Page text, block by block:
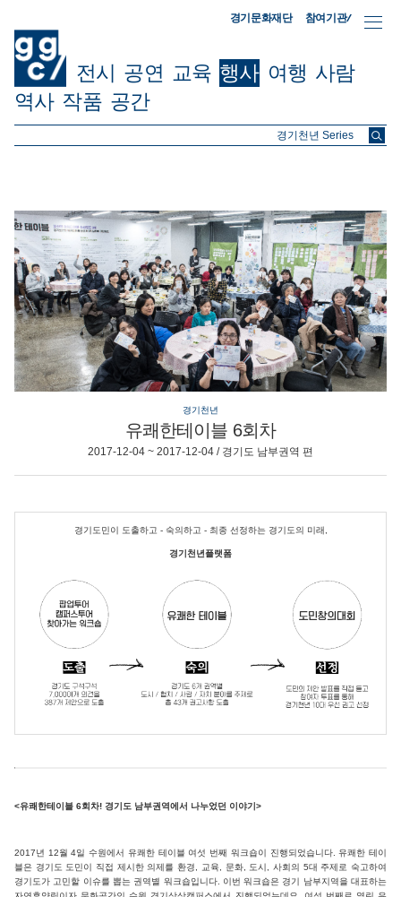
경기문화재단 참여기관/
전시 공연 교육 행사 여행 사람
역사 작품 공간
ggc/
경기천년
유쾌한테이블 6회차
2017-12-04 ~ 2017-12-04 / 경기도 남부권역 편
경기도민이 도출하고 - 숙의하고 - 최종 선정하는 경기도의 미래,
경기천년플랫폼
<유쾌한테이블 6회차! 경기도 남부권역에서 나누었던 이야기>
2017년 12월 4일 수원에서 유쾌한 테이블 여섯 번째 워크숍이 진행되었습니다. 유쾌한 테이
블은 경기도 도민이 직접 제시한 의제를 환경, 교육, 문화, 도시, 사회의 5대 주제로 숙고하여
경기도가 고민할 이슈를 뽑는 권역별 워크숍입니다. 이번 워크숍은 경기 남부지역을 대표하는